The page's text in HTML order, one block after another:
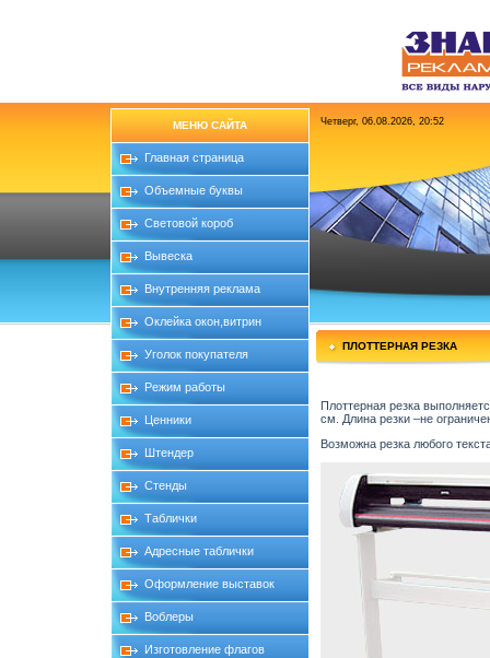
МЕНЮ САЙТА
Главная страница
Объемные буквы
Световой короб
Вывеска
Внутренняя реклама
Оклейка окон,витрин
Уголок покупателя
Режим работы
Ценники
Штендер
Стенды
Таблички
Адресные таблички
Оформление выставок
Воблеры
Изготовление флагов
Четверг, 06.08.2026, 20:52
ПЛОТТЕРНАЯ РЕЗКА
Плоттерная резка
см. Длина резки –не
Возможна резка любого